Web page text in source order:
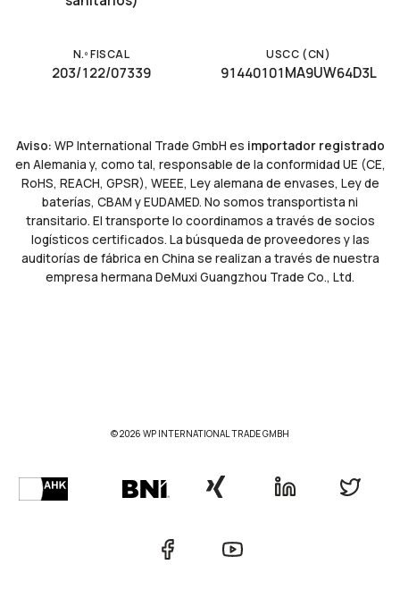
N.º FISCAL
203/122/07339
USCC (CN)
91440101MA9UW64D3L
Aviso: WP International Trade GmbH es importador registrado
en Alemania y, como tal, responsable de la conformidad UE (CE,
RoHS, REACH, GPSR), WEEE, Ley alemana de envases, Ley de
baterías, CBAM y EUDAMED. No somos transportista ni
transitario. El transporte lo coordinamos a través de socios
logísticos certificados. La búsqueda de proveedores y las
auditorías de fábrica en China se realizan a través de nuestra
empresa hermana DeMuxi Guangzhou Trade Co., Ltd.
© 2026 WP INTERNATIONAL TRADE GMBH